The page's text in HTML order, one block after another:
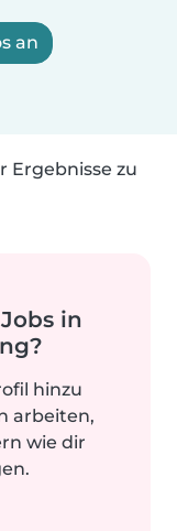
an
Ergebnisse zu
in
hinzu
arbeiten,
wie dir